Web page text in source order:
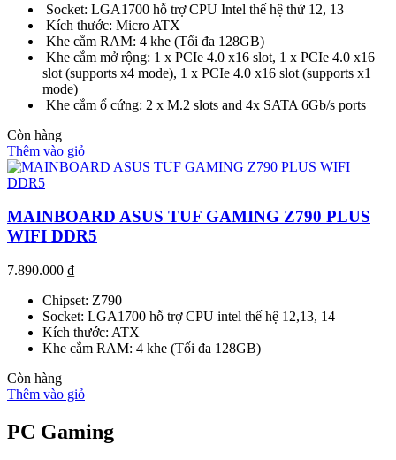
Socket: LGA1700 hỗ trợ CPU Intel thế hệ thứ 12, 13
Kích thước: Micro ATX
Khe cắm RAM: 4 khe (Tối đa 128GB)
Khe cắm mở rộng: 1 x PCIe 4.0 x16 slot, 1 x PCIe 4.0 x16
slot (supports x4 mode), 1 x PCIe 4.0 x16 slot (supports x1
mode)
Khe cắm ổ cứng: 2 x M.2 slots and 4x SATA 6Gb/s ports
Còn hàng
Thêm vào giỏ
MAINBOARD ASUS TUF GAMING Z790 PLUS
WIFI DDR5
7.890.000 ₫
Chipset: Z790
Socket: LGA1700 hỗ trợ CPU intel thế hệ 12,13, 14
Kích thước: ATX
Khe cắm RAM: 4 khe (Tối đa 128GB)
Còn hàng
Thêm vào giỏ
PC Gaming